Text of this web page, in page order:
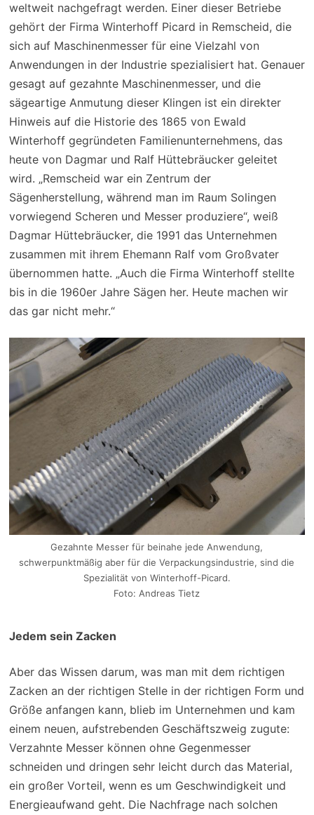
weltweit nachgefragt werden. Einer dieser Betriebe
gehört der Firma Winterhoff Picard in Remscheid, die
sich auf Maschinenmesser für eine Vielzahl von
Anwendungen in der Industrie spezialisiert hat. Genauer
gesagt auf gezahnte Maschinenmesser, und die
sägeartige Anmutung dieser Klingen ist ein direkter
Hinweis auf die Historie des 1865 von Ewald
Winterhoff gegründeten Familienunternehmens, das
heute von Dagmar und Ralf Hüttebräucker geleitet
wird. „Remscheid war ein Zentrum der
Sägenherstellung, während man im Raum Solingen
vorwiegend Scheren und Messer produziere“, weiß
Dagmar Hüttebräucker, die 1991 das Unternehmen
zusammen mit ihrem Ehemann Ralf vom Großvater
übernommen hatte. „Auch die Firma Winterhoff stellte
bis in die 1960er Jahre Sägen her. Heute machen wir
das gar nicht mehr.“
Gezahnte Messer für beinahe jede Anwendung,
schwerpunktmäßig aber für die Verpackungsindustrie, sind die
Spezialität von Winterhoff-Picard.
Foto: Andreas Tietz
Jedem sein Zacken
Aber das Wissen darum, was man mit dem richtigen
Zacken an der richtigen Stelle in der richtigen Form und
Größe anfangen kann, blieb im Unternehmen und kam
einem neuen, aufstrebenden Geschäftszweig zugute:
Verzahnte Messer können ohne Gegenmesser
schneiden und dringen sehr leicht durch das Material,
ein großer Vorteil, wenn es um Geschwindigkeit und
Energieaufwand geht. Die Nachfrage nach solchen